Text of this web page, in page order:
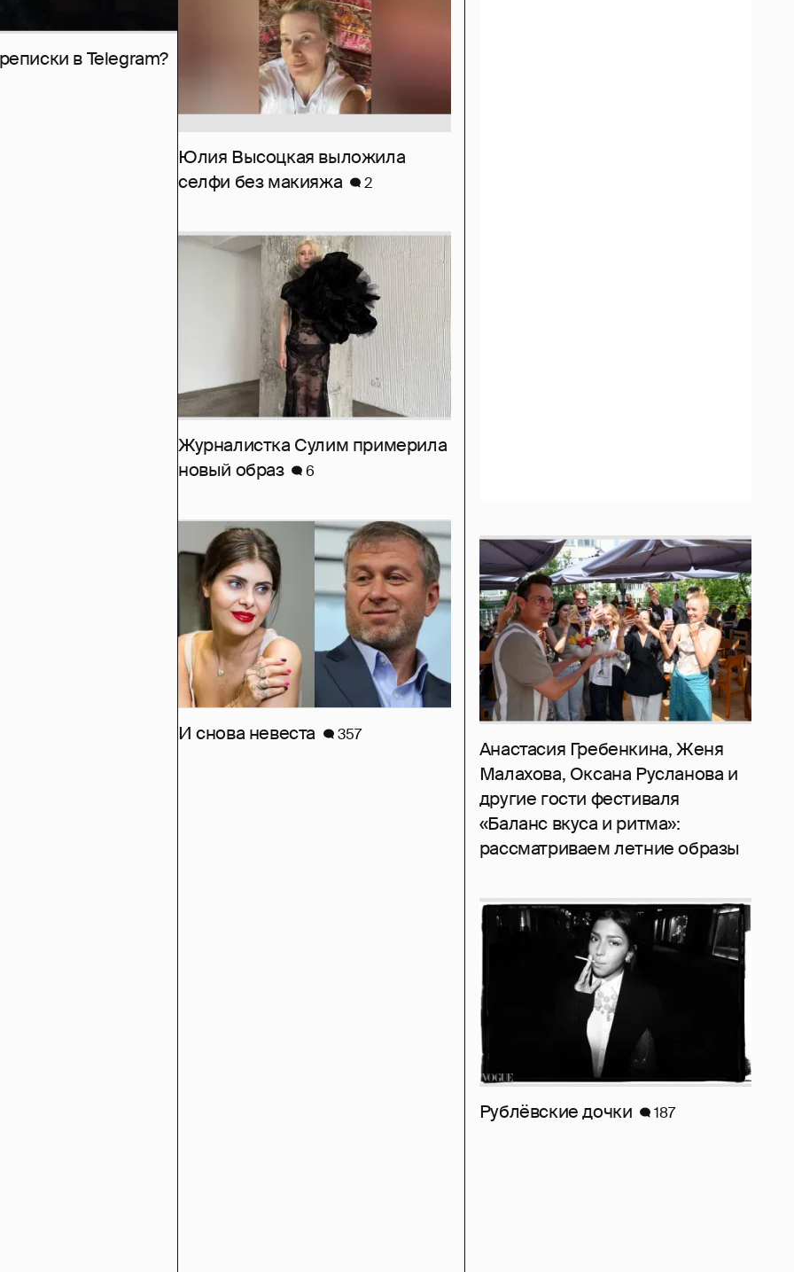
в Telegram?
Юлия Высоцкая выложила
селфи без макияжа
2
Журналистка Сулим примерила
новый образ
6
Анастасия Гребенкина, Женя
Малахова, Оксана Русланова и
другие гости фестиваля
«Баланс вкуса и ритма»:
рассматриваем летние образы
И снова невеста 357
Рублёвские дочки 187